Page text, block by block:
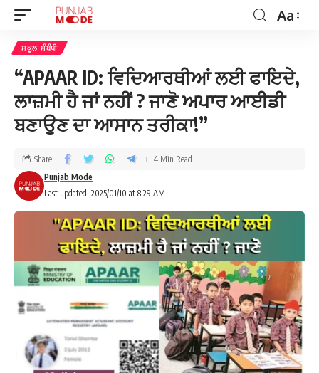
Aa
ਸਕੂਲ ਸੰਬੰਧੀ
“APAAR ID: ਵਿਦਿਆਰਥੀਆਂ ਲਈ ਫਾਇਦੇ,
ਲਾਜ਼ਮੀ ਹੈ ਜਾਂ ਨਹੀਂ ? ਜਾਣੋ ਅਪਾਰ ਆਈਡੀ
ਬਣਾਉਣ ਦਾ ਆਸਾਨ ਤਰੀਕਾ!”
Last updated: 2025/01/10 at 8:29 AM
Punjab Mode
Share 4 Min Read